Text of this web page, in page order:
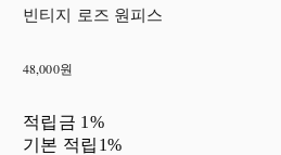
빈티지 로즈 원피스
48,000원
적립금 1%
기본 적립 1%